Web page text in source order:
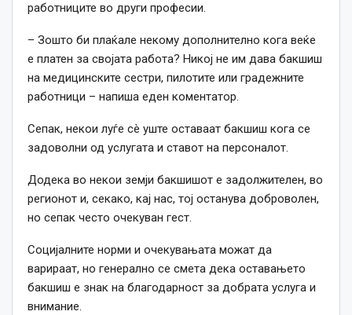
работниците во други професии.
– Зошто би плаќале некому дополнително кога веќе
е платен за својата работа? Никој не им дава бакшиш
на медицинските сестри, пилотите или градежните
работници – напиша еден коментатор.
Сепак, некои луѓе сè уште оставаат бакшиш кога се
задоволни од услугата и ставот на персоналот.
Додека во некои земји бакшишот е задолжителен, во
регионот и, секако, кај нас, тој останува доброволен,
но сепак често очекуван гест.
Социјалните норми и очекувањата можат да
варираат, но генерално се смета дека оставањето
бакшиш е знак на благодарност за добрата услуга и
внимание.